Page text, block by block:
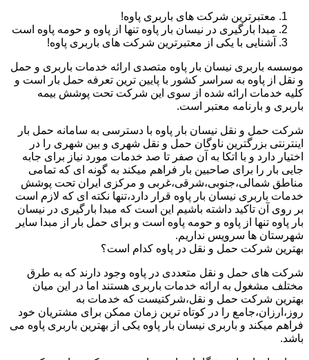
معتبرترین شرکت های باربری پاوه!
مبدا بارگیری در نیسان بار پاوه تنها از پاوه و حومه پاوه است
آشنایی با یکی از معتبرترین شرکت های باربری پاوه!
موسسه باربری نیسان بار پاوه متصدی ارائه خدمات باربری و حمل
و نقل از پاوه به سراسر کشور با پایین ترین تعرفه حمل بار است و
کلیه خدمات ارائه شده از سوی این شرکت تحت پوشش بیمه
باربری و بارنامه معتبر است.
شرکت حمل و نقل نیسان بار پاوه با دسترسی به سامانه حمل بار
اینترنتی بزرگترین ناوگان حمل و نقل شهری و بین شهری را در
اختیار دارد و با اتکا به آن صفر تا صد خدمات مورد نیاز برای جابه
جایی بار را برای صاحبین بار فراهم میکند به گونه ای که تمامی
مناطق شمالی،جنوبی،شرقی،غربی و مرکزی ایران تحت پوشش
خدمات باربری نیسان بار پاوه قرار دارد،تنها نکته ای که لازم است
بر روی آن تاکید داشته باشیم این است که مبدا بارگیری در نیسان
بار پاوه تنها از پاوه و حومه پاوه است و برای حمل بار از مبدا سایر
شهرستان ها سرویس نداریم.
بهترین شرکت حمل و نقل در پاوه کدام است؟
شرکت های حمل و نقل متعددی در پاوه وجود دارند که به طرق
مختلف مشغول به ارائه خدمات باربری هستند اما در این میان
بهترین شرکت حمل و نقل،شرکتیست که خدمات به
روز،ارزان،جامع را در کوتاه ترین زمان ممکن برای مشتریان خود
فراهم میکند و باربری نیسان بار پاوه یکی از بهترین باربری پاوه می
باشد.